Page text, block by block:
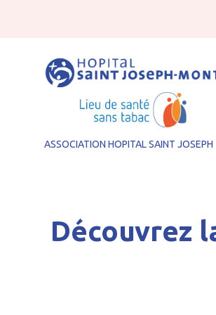
ASSOCIATION HOPITAL SAINT JOSEPH
Accueil Nos actualités Certification
Découvrez